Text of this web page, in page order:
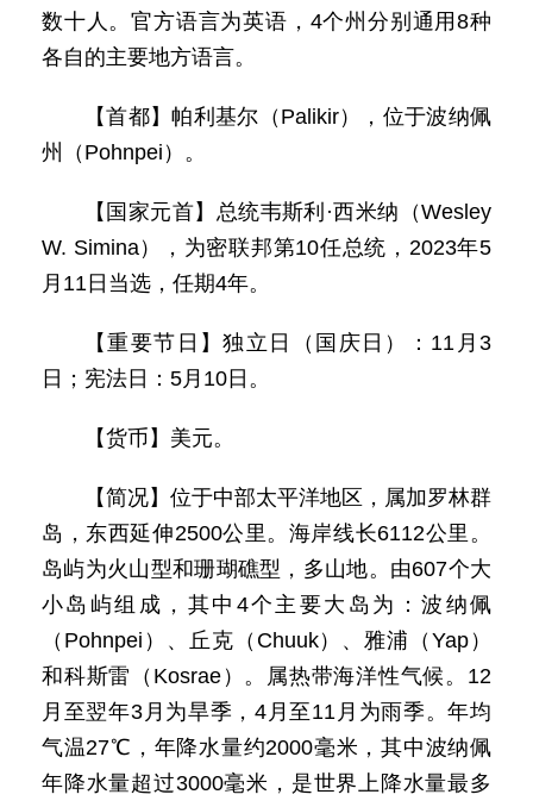
数十人。官方语言为英语，4个州分别通用8种
各自的主要地方语言。
【首都】帕利基尔（Palikir），位于波纳佩
州（Pohnpei）。
【国家元首】总统韦斯利·西米纳（Wesley
W. Simina），为密联邦第10任总统，2023年5
月11日当选，任期4年。
【重要节日】独立日（国庆日）：11月3
日；宪法日：5月10日。
【货币】美元。
【简况】位于中部太平洋地区，属加罗林群
岛，东西延伸2500公里。海岸线长6112公里。
岛屿为火山型和珊瑚礁型，多山地。由607个大
小岛屿组成，其中4个主要大岛为：波纳佩
（Pohnpei）、丘克（Chuuk）、雅浦（Yap）
和科斯雷（Kosrae）。属热带海洋性气候。12
月至翌年3月为旱季，4月至11月为雨季。年均
气温27℃，年降水量约2000毫米，其中波纳佩
年降水量超过3000毫米，是世界上降水量最多